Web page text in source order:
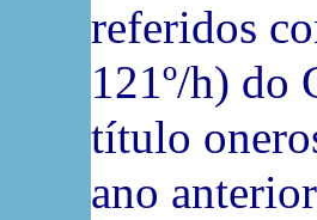
referidos
121º/h) do
título
ano